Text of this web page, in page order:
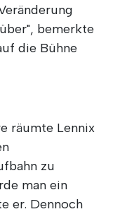
bemerkte
die Bühne
räumte Lennix
zu
man ein
er. Dennoch